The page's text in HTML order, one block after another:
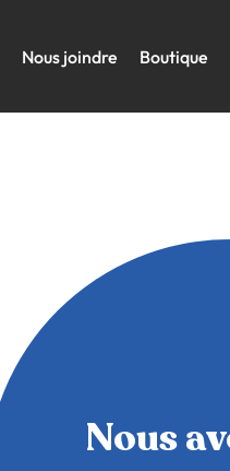
Nous joindre Boutique
Nous